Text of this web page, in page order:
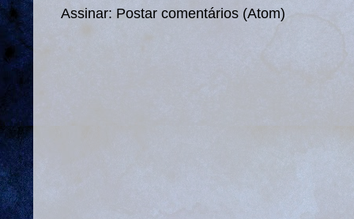
Assinar:Postar comentários (Atom)